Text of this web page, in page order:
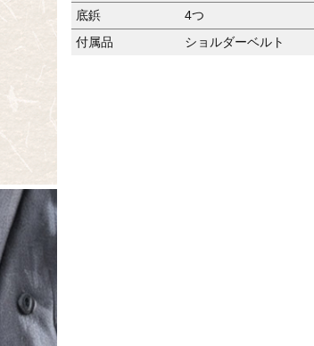
底鋲
4つ
付属品
ショルダーベルト